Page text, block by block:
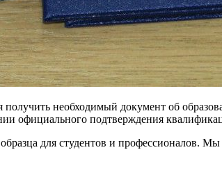
необходимый документ об
официального подтверждения
для студентов и профессионалов. Мы